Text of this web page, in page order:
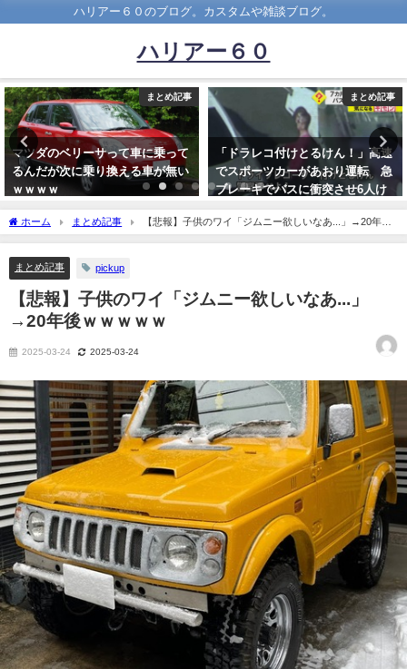
ハリアー６０のブログ。カスタムや雑談ブログ。
ハリアー６０
まとめ記事
「ドラレコ付けとるけん！」高速
でスポーツカーがあおり運転 急
ブレーキでバスに衝突させ6人け
が 60歳男、逮捕→釈放→起訴
まとめ記事
日本人って基本的に日本車とドイ
ツ車しか乗らんよな
wwwwwwwwwwwwww
ホーム まとめ記事
【悲報】子供のワイ「ジムニー欲しいなあ...」→20年後
ｗｗｗｗｗ
まとめ記事 pickup
【悲報】子供のワイ「ジムニー欲しいなあ...」
→20年後ｗｗｗｗｗ
2025-03-24 2025-03-24